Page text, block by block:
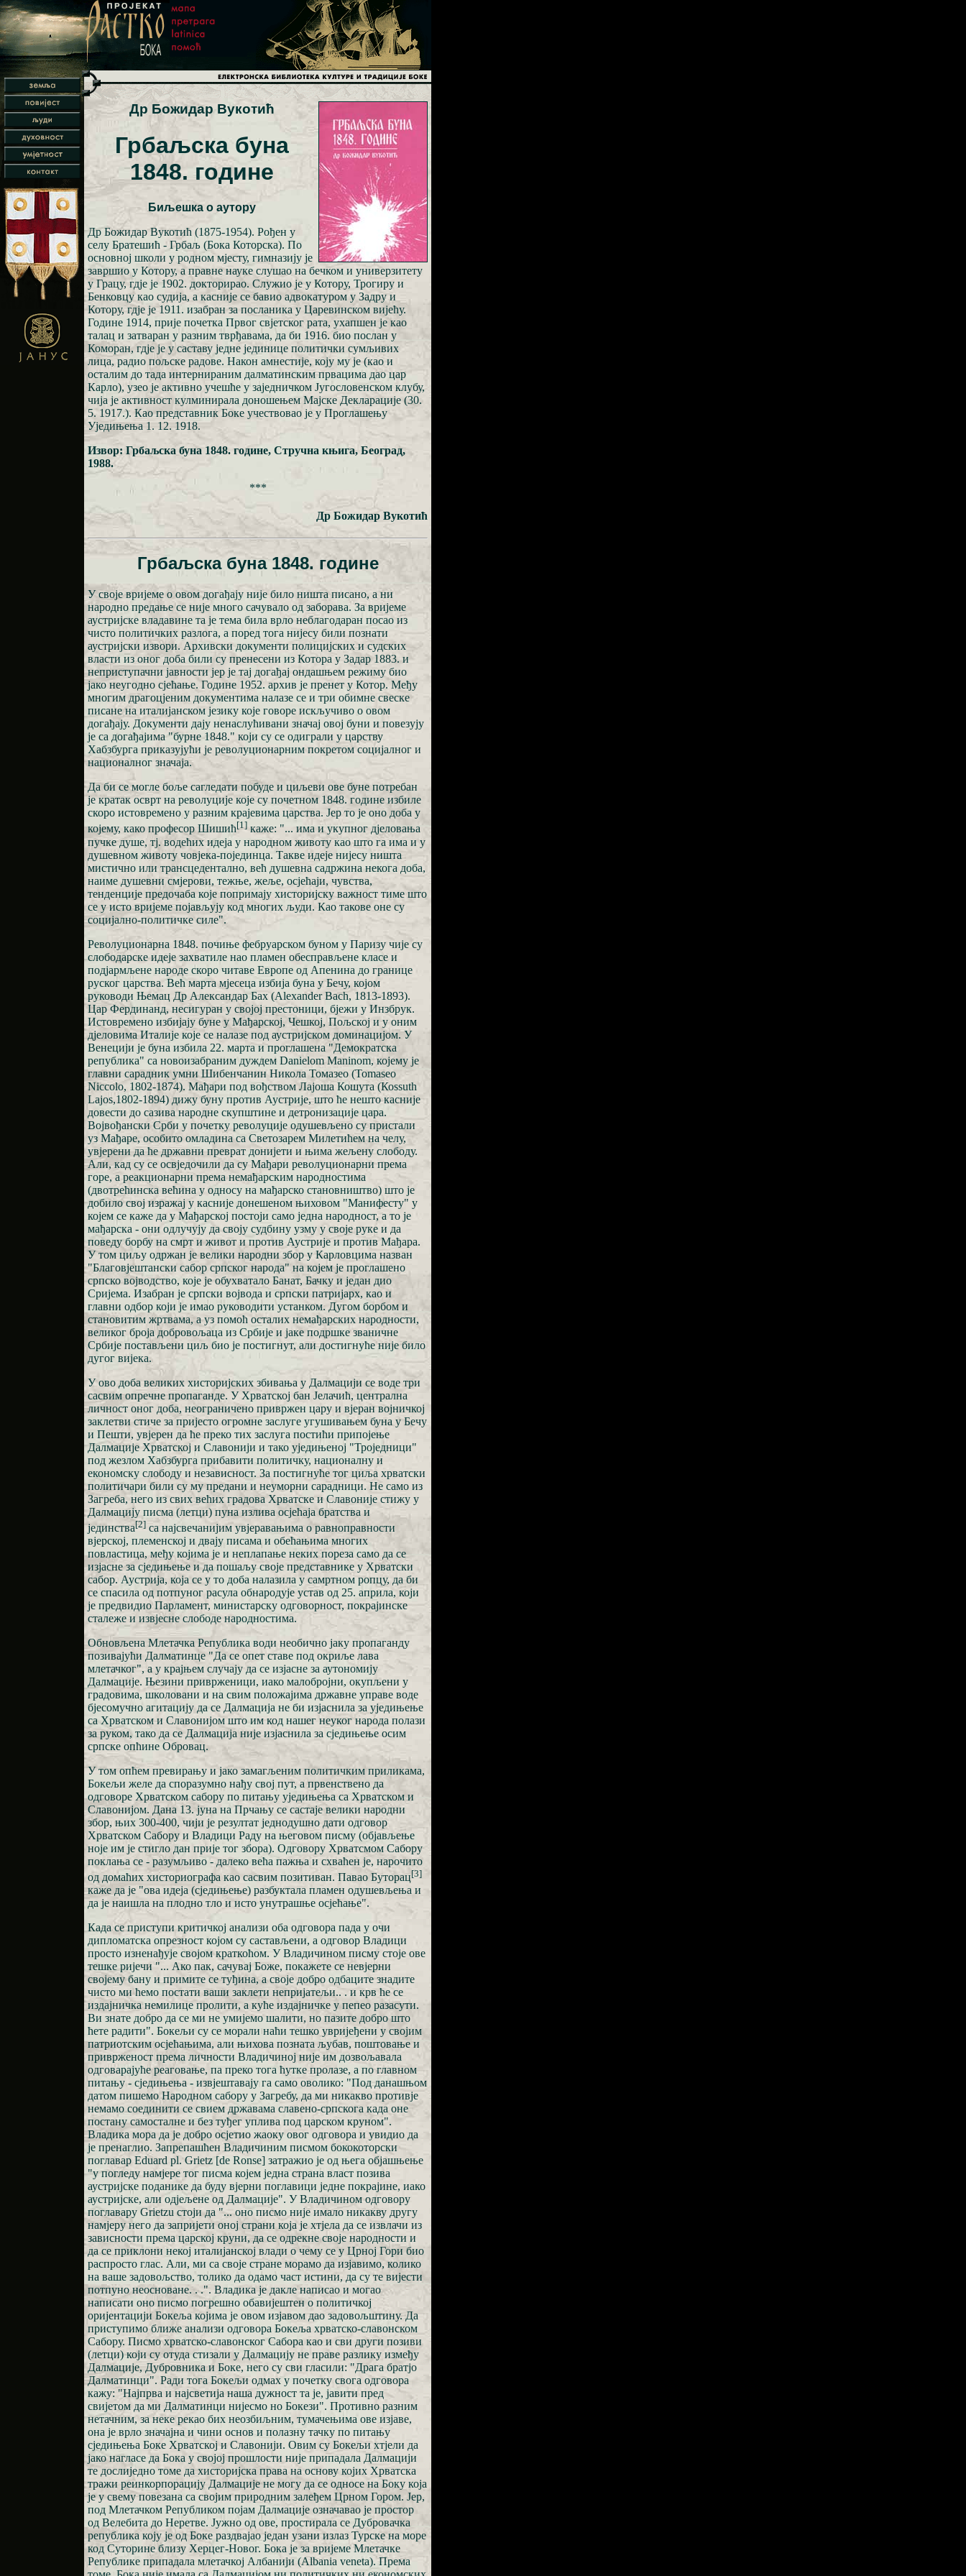
Др Божидар Вукотић
Грбаљска буна
1848. године
Биљешка о аутору
Др Божидар Вукотић (1875-1954). Рођен у
селу Братешић - Грбаљ (Бока Которска). По
основној школи у родном мјесту, гимназију је
завршио у Котору, а правне науке слушао на бечком и универзитету
у Грацу, гдје је 1902. докторирао. Служио је у Котору, Трогиру и
Бенковцу као судија, а касније се бавио адвокатуром у Задру и
Котору, гдје је 1911. изабран за посланика у Царевинском вијећу.
Године 1914, прије почетка Првог свјетског рата, ухапшен је као
талац и затваран у разним тврђавама, да би 1916. био послан у
Коморан, гдје је у саставу једне јединице политички сумљивих
лица, радио пољске радове. Након амнестије, коју му је (као и
осталим до тада интернираним далматинским првацима дао цар
Карло), узео је активно учешће у заједничком Југословенском клубу,
чија је активност кулминирала доношењем Мајске Декларације (30.
5. 1917.). Као представник Боке учествовао је у Проглашењу
Уједињења 1. 12. 1918.
Извор: Грбаљска буна 1848. године, Стручна књига, Београд,
1988.
***
Др Божидар Вукотић
Грбаљска буна 1848. године
У своје вријеме о овом догађају није било ништа писано, а ни
народно предање се није много сачувало од заборава. За вријеме
аустријске владавине та је тема била врло неблагодаран посао из
чисто политичких разлога, а поред тога нијесу били познати
аустријски извори. Архивски документи полицијских и судских
власти из оног доба били су пренесени из Котора у Задар 1883. и
неприступачни јавности јер је тај догађај ондашњем режиму био
јако неугодно сјећање. Године 1952. архив је пренет у Котор. Међу
многим драгоцјеним документима налазе се и три обимне свеске
писане на италијанском језику које говоре искључиво о овом
догађају. Документи дају ненаслућивани значај овој буни и повезују
је са догађајима "бурне 1848." који су се одиграли у царству
Хабзбурга приказујући је револуционарним покретом социјалног и
националног значаја.
Да би се могле боље сагледати побуде и циљеви ове буне потребан
је кратак осврт на револуције које су почетном 1848. године избиле
скоро истовремено у разним крајевима царства. Јер то је оно доба у
којему, како професор Шишић[1] каже: "... има и укупног дјеловања
пучке душе, тј. водећих идеја у народном животу као што га има и у
душевном животу човјека-појединца. Такве идеје нијесу ништа
мистично или трансцедентално, већ душевна садржина некога доба,
наиме душевни смјерови, тежње, жеље, осјећаји, чувства,
тенденције предочаба које попримају хисторијску важност тиме што
се у исто вријеме појављују код многих људи. Као такове оне су
социјално-политичке силе".
Револуционарна 1848. почиње фебруарском буном у Паризу чије су
слободарске идеје захватиле нао пламен обесправљене класе и
подјармљене народе скоро читаве Европе од Апенина до границе
руског царства. Већ марта мјесеца избија буна у Бечу, којом
руководи Њемац Др Александар Бах (Alexander Bach, 1813-1893).
Цар Фердинанд, несигуран у својој престоници, бјежи у Инзбрук.
Истовремено избијају буне у Мађарској, Чешкој, Пољској и у оним
дјеловима Италије које се налазе под аустријском доминацијом. У
Венецији је буна избила 22. марта и проглашена "Демократска
република" са новоизабраним дуждем Danielom Maninom, којему је
главни сарадник умни Шибенчанин Никола Томазео (Тоmaseo
Niccolo, 1802-1874). Мађари под вођством Лајоша Кошута (Коssuth
Lajos,1802-1894) дижу буну против Аустрије, што ће нешто касније
довести до сазива народне скупштине и детронизације цара.
Војвођански Срби у почетку револуције одушевљено су пристали
уз Мађаре, особито омладина са Светозарем Милетићем на челу,
увјерени да ће државни преврат донијети и њима жељену слободу.
Али, кад су се освједочили да су Мађари револуционарни према
горе, а реакционарни према немађарским народностима
(двотрећинска већина у односу на мађарско становништво) што је
добило свој изражај у касније донешеном њиховом "Манифесту" у
којем се каже да у Мађарској постоји само једна народност, а то је
мађарска - они одлучују да своју судбину узму у своје руке и да
поведу борбу на смрт и живот и против Аустрије и против Мађара.
У том циљу одржан је велики народни збор у Карловцима назван
"Благовјештански сабор српског народа" на којем је проглашено
српско војводство, које је обухватало Банат, Бачку и један дио
Сријема. Изабран је српски војвода и српски патријарх, као и
главни одбор који је имао руководити устанком. Дугом борбом и
становитим жртвама, а уз помоћ осталих немађарских народности,
великог броја добровољаца из Србије и јаке подршке званичне
Србије постављени циљ био је постигнут, али достигнуће није било
дугог вијека.
У ово доба великих хисторијских збивања у Далмацији се воде три
сасвим опречне пропаганде. У Хрватској бан Јелачић, централна
личност оног доба, неограничено привржен цару и вјеран војничкој
заклетви стиче за пријесто огромне заслуге угушивањем буна у Бечу
и Пешти, увјерен да ће преко тих заслуга постићи припојење
Далмације Хрватској и Славонији и тако уједињеној "Троједници"
под жезлом Хабзбурга прибавити политичку, националну и
економску слободу и независност. За постигнуће тог циља хрватски
политичари били су му предани и неуморни сарадници. Не само из
Загреба, него из свих већих градова Хрватске и Славоније стижу у
Далмацију писма (летци) пуна излива осјећаја братства и
јединства[2] са најсвечанијим увјеравањима о равноправности
вјерској, племенској и двају писама и обећањима многих
повластица, међу којима је и неплапање неких пореза само да се
изјасне за сједињење и да пошаљу своје представнике у Хрватски
сабор. Аустрија, која се у то доба налазила у самртном ропцу, да би
се спасила од потпуног расула обнародује устав од 25. априла, који
је предвидио Парламент, министарску одговорност, покрајинске
сталеже и извјесне слободе народностима.
Обновљена Млетачка Република води необично јаку пропаганду
позивајући Далматинце "Да се опет ставе под окриље лава
млетачког", а у крајњем случају да се изјасне за аутономију
Далмације. Њезини приврженици, иако малобројни, окупљени у
градовима, школовани и на свим положајима државне управе воде
бјесомучно агитацију да се Далмација не би изјаснила за уједињење
са Хрватском и Славонијом што им код нашег неуког народа полази
за руком, тако да се Далмација није изјаснила за сједињење осим
српске опћине Обровац.
У том опћем превирању и јако замагљеним политичким приликама,
Бокељи желе да споразумно нађу свој пут, а првенствено да
одговоре Хрватском сабору по питању уједињења са Хрватском и
Славонијом. Дана 13. јуна на Прчању се састаје велики народни
збор, њих 300-400, чији је резултат једнодушно дати одговор
Хрватском Сабору и Владици Раду на његовом писму (објављење
ноје им је стигло дан прије тог збора). Одговору Хрватсмом Сабору
поклања се - разумљиво - далеко већа пажња и схваћен је, нарочито
од домаћих хисториографа као сасвим позитиван. Павао Буторац[3]
каже да је "ова идеја (сједињење) разбуктала пламен одушевљења и
да је наишла на плодно тло и исто унутрашње осјећање".
Када се приступи критичкој анализи оба одговора пада у очи
дипломатска опрезност којом су састављени, а одговор Владици
просто изненађује својом краткоћом. У Владичином писму стоје ове
тешке ријечи "... Ако пак, сачувај Боже, покажете се невјерни
својему бану и примите се туђина, а своје добро одбаците знадите
чисто ми ћемо постати ваши заклети непријатељи.. . и крв ће се
издајничка немилице пролити, а куће издајничке у пепео разасути.
Ви знате добро да се ми не умијемо шалити, но пазите добро што
ћете радити". Бокељи су се морали наћи тешко увријеђени у својим
патриотским осјећањима, али њихова позната љубав, поштовање и
приврженост према личности Владичиној није им дозвољавала
одговарајуће реаговање, па преко тога ћутке пролазе, а по главном
питању - сједињења - извјештавају га само оволико: "Под данашњом
датом пишемо Народном сабору у Загребу, да ми никакво противје
немамо соединити се свием државама славено-српскога када оне
постану самосталне и без туђег уплива под царском круном".
Владика мора да је добро осјетио жаоку овог одговора и увидио да
је пренаглио. Запрепашћен Владичиним писмом бококоторски
поглавар Eduard pl. Grietz [de Ronse] затражио је од њега објашњење
"у погледу намјере тог писма којем једна страна власт позива
аустријске поданике да буду вјерни поглавици једне покрајине, иако
аустријске, али одјељене од Далмације". У Владичином одговору
поглавару Grietzu стоји да "... оно писмо није имало никакву другу
намјеру него да запријети оној страни која је хтјела да се извлачи из
зависности према царској круни, да се одрекне своје народности и
да се приклони некој италијанској влади о чему се у Црној Гори био
распросто глас. Али, ми са своје стране морамо да изјавимо, колико
на ваше задовољство, толико да одамо част истини, да су те вијести
потпуно неосноване. . .". Владика је дакле написао и могао
написати оно писмо погрешно обавијештен о политичкој
оријентацији Бокеља којима је овом изјавом дао задовољштину. Да
приступимо ближе анализи одговора Бокеља хрватско-славонском
Сабору. Писмо хрватско-славонског Сабора као и сви други позиви
(летци) који су отуда стизали у Далмацију не праве разлику између
Далмације, Дубровника и Боке, него су сви гласили: "Драга братјо
Далматинци". Ради тога Бокељи одмах у почетку свога одговора
кажу: "Најпрва и најсветија наша дужност та је, јавити пред
свијетом да ми Далматинци нијесмо но Бокези". Противно разним
нетачним, за неке рекао бих неозбиљним, тумачењима ове изјаве,
она је врло значајна и чини основ и полазну тачку по питању
сједињења Боке Хрватској и Славонији. Овим су Бокељи хтјели да
јако нагласе да Бока у својој прошлости није припадала Далмацији
те дослиједно томе да хисторијска права на основу којих Хрватска
тражи реинкорпорацију Далмације не могу да се односе на Боку која
је у свему повезана са својим природним залеђем Црном Гором. Јер,
под Млетачком Републиком појам Далмације означавао је простор
од Велебита до Неретве. Јужно од ове, простирала се Дубровачка
република коју је од Боке раздвајао један узани излаз Турске на море
код Суторине близу Херцег-Новог. Бока је за вријеме Млетачке
Републике припадала млетачкој Албанији (Аlbania veneta). Према